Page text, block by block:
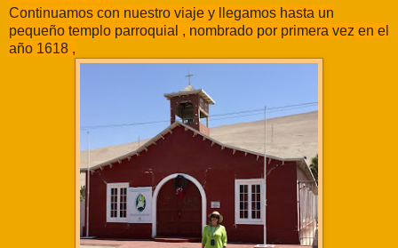
Continuamos con nuestro viaje y llegamos hasta un
pequeño templo parroquial , nombrado por primera vez en el
año 1618 ,